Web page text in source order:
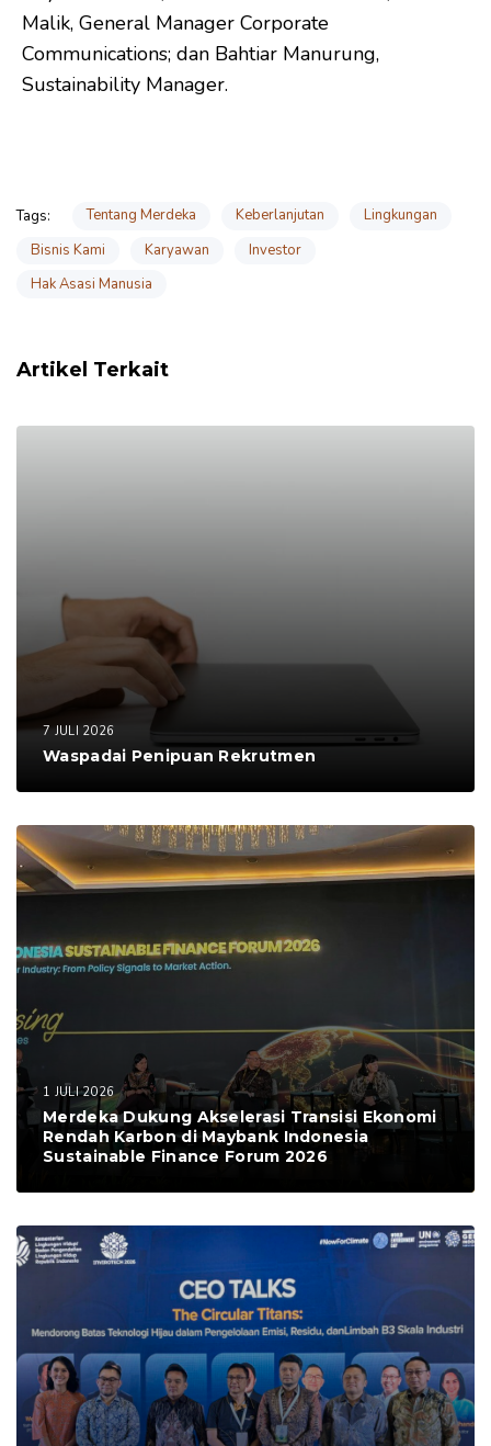
Malik, General Manager Corporate
Communications; dan Bahtiar Manurung,
Sustainability Manager.
Tags: Tentang Merdeka Keberlanjutan
Lingkungan
Bisnis Kami
Karyawan
Investor
Hak Asasi Manusia
Artikel Terkait
7 JULI 2026
Waspadai Penipuan Rekrutmen
1 JULI 2026
Merdeka Dukung Akselerasi Transisi Ekonomi
Rendah Karbon di Maybank Indonesia
Sustainable Finance Forum 2026